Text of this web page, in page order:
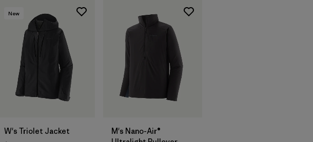
New
W's Triolet Jacket
M's Nano-Air®